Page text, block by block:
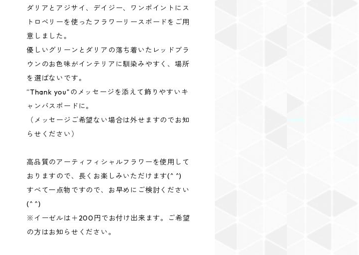
ダリアとアジサイ、デイジー、ワンポイントにス
トロベリーを使ったフラワーリースボードをご用
意しました。
優しいグリーンとダリアの落ち着いたレッドブラ
ウンのお色味がインテリアに馴染みやすく、場所
を選ばないです。
”Thank you"のメッセージを添えて飾りやすいキ
ャンバスボードに。
（メッセージご希望ない場合は外せますのでお知
らせください）
高品質のアーティフィシャルフラワーを使用して
おりますので、長くお楽しみいただけます(^ ^)
すべて一点物ですので、お早めにご検討ください
(^ ^)
※イーゼルは＋200円でお付け出来ます。ご希望
の方はお知らせください。